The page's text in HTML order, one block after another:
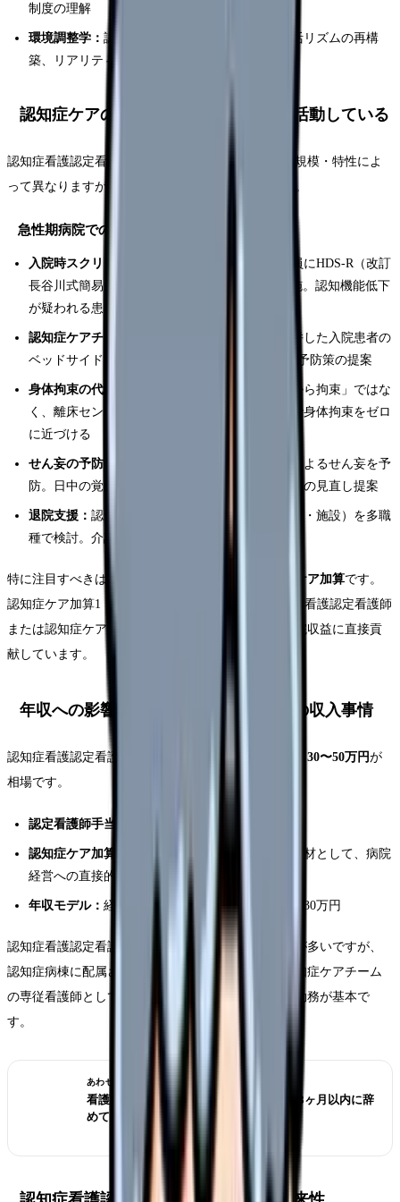
制度の理解
環境調整学： 認知症に優しい環境デザイン、生活リズムの再構
築、リアリティ・オリエンテーション
認知症ケアの実際｜認定看護師はこう活動している
認知症看護認定看護師の日常業務は、病院や施設の規模・特性によ
って異なりますが、典型的な活動内容を紹介します。
急性期病院での活動例
入院時スクリーニング：
75歳以上の入院患者全員にHDS-R（改訂
長谷川式簡易知能評価スケール）やMMSEを実施。認知機能低下
が疑われる患者を早期に発見
認知症ケアチーム回診：
週1〜2回、認知症を合併した入院患者の
ベッドサイドを訪問。BPSD出現のリスク評価と予防策の提案
身体拘束の代替策の提案：
「転倒リスクがあるから拘束」ではな
く、離床センサーの活用・環境調整・薬剤調整で身体拘束をゼロ
に近づける
せん妄の予防と対応：
術後や入院中の環境変化によるせん妄を予
防。日中の覚醒促進、夜間の環境調整、原因薬剤の見直し提案
退院支援： 認知症のある患者の退院先選定（自宅・施設）を多職
種で検討。介護保険サービスの調整を支援
特に注目すべきは、2016年度から新設された 認知症ケア加算です。
認知症ケア加算1（14点/日）の算定要件には、認知症看護認定看護師
または認知症ケア専門士の配置が含まれており、病院収益に直接貢
献しています。
年収への影響｜認知症看護認定看護師の収入事情
認知症看護認定看護師の資格取得による年収アップは 30〜50万円が
相場です。
認定看護師手当：
認知症ケア加算への貢献：
加算の算定に必須の人材として、病院
経営への直接的な貢献が評価されやすい
年収モデル： 経験10年・認定取得後で年収480〜530万円
認知症看護認定看護師は日勤中心の勤務になることが多いですが、
認知症病棟に配属された場合は夜勤もあります。認知症ケアチーム
の専従看護師として活動する場合は、日勤のみでの勤務が基本で
す。
あわせて読みたい
看護師 転職したばかりなのに辞めたい｜3ヶ月以内に辞
めてもいい？